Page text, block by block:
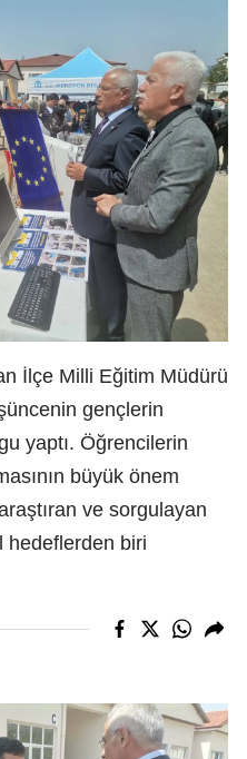
İlçe Milli Eğitim Müdürü
gençlerin
yaptı. Öğrencilerin
büyük önem
ve sorgulayan
hedeflerden biri